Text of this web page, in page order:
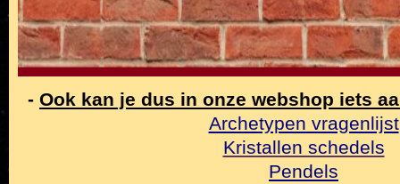
- Ook kan je dus in onze webshop iets
Archetypen vragenlijst
Kristallen schedels
Pendels